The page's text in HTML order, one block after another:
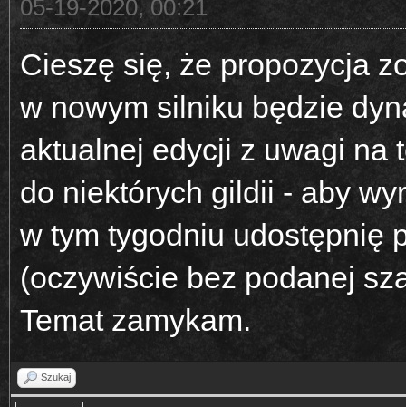
05-19-2020, 00:21
Cieszę się, że propozycja
w nowym silniku będzie
aktualnej edycji z uwagi na
do niektórych gildii - aby
w tym tygodniu udostępnię
(oczywiście bez podanej
Temat zamykam.
Szukaj